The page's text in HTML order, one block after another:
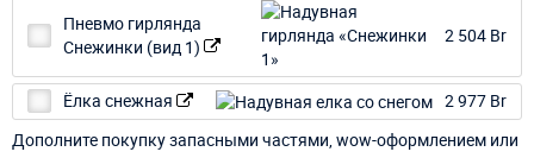
Пневмо гирлянда
Снежинки (вид 1)
2 504 Br
Ёлка снежная
2 977 Br
Дополните покупку запасными частями, wow-оформлением или